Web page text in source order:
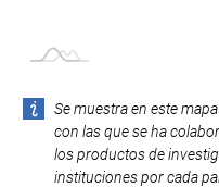
Se muestra en este
con las que se ha
los productos de
instituciones por cada